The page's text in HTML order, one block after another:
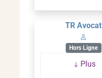
TR Avocat
Hors Ligne
Plus